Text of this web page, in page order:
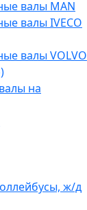
валы МАN
валы IVECO
валы VOLVO
на
ж/д